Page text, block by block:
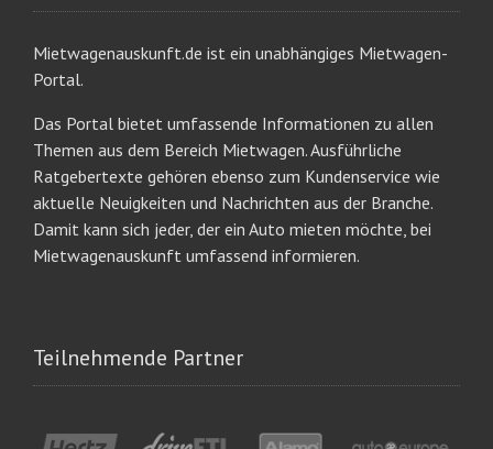
Mietwagenauskunft.de ist ein unabhängiges Mietwagen-
Portal.
Das Portal bietet umfassende Informationen zu allen
Themen aus dem Bereich Mietwagen. Ausführliche
Ratgebertexte gehören ebenso zum Kundenservice wie
aktuelle Neuigkeiten und Nachrichten aus der Branche.
Damit kann sich jeder, der ein Auto mieten möchte, bei
Mietwagenauskunft umfassend informieren.
Teilnehmende Partner